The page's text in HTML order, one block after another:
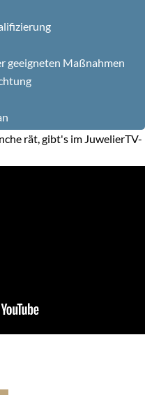
geeigneten Maßnahmen
rät, gibt's im JuwelierTV-